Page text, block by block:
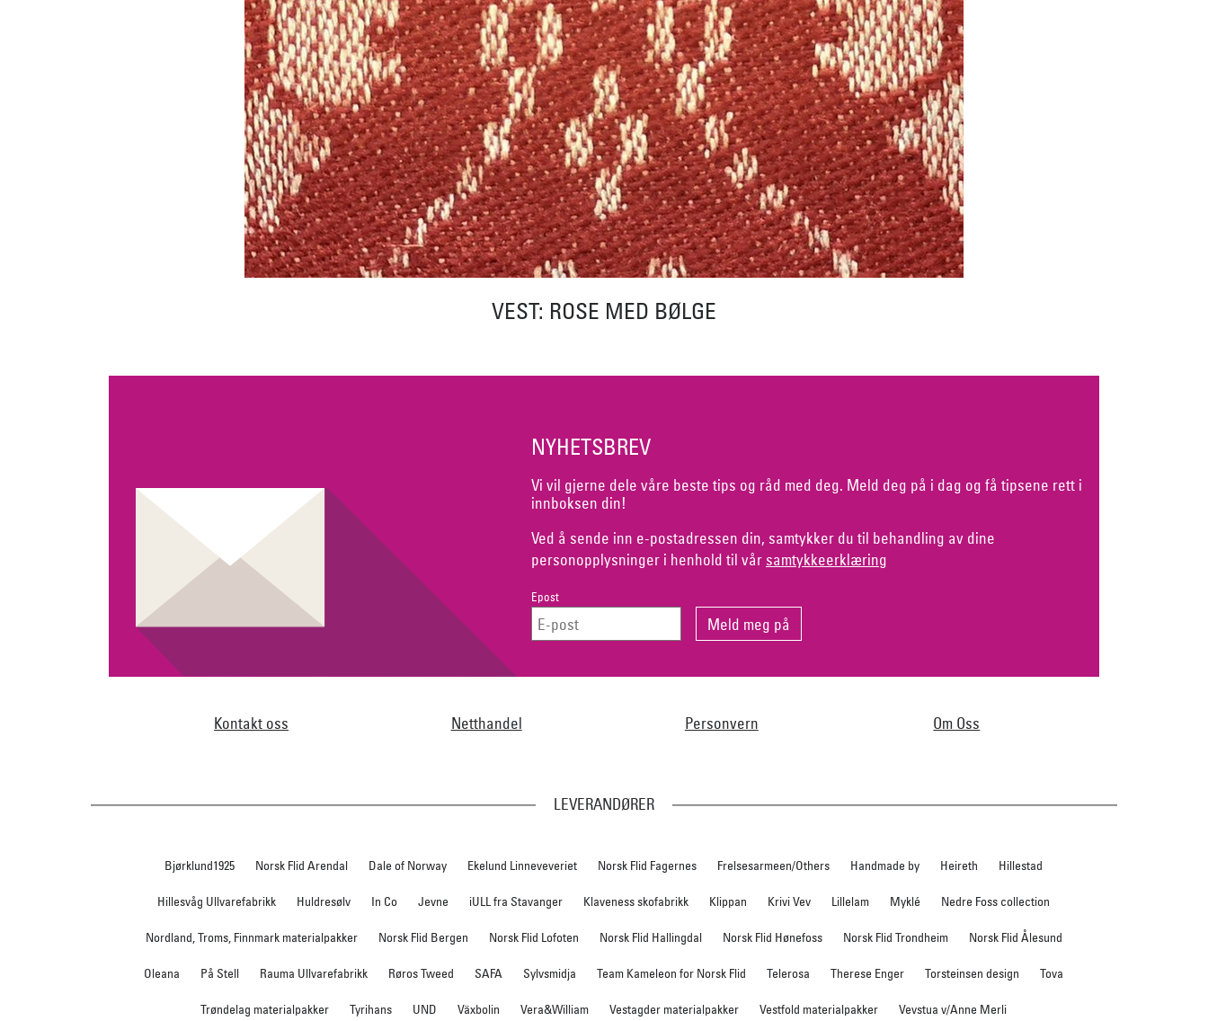
VEST: ROSE MED BØLGE
NYHETSBREV
Vi vil gjerne dele våre beste tips og råd med deg. Meld deg på i dag og få tipsene rett i
innboksen din!
Ved å sende inn e-postadressen din, samtykker du til behandling av dine
personopplysninger i henhold til vår samtykkeerklæring
Epost
Kontakt oss Netthandel Personvern Om Oss
LEVERANDØRER
Bjørklund1925 Norsk Flid Arendal Dale of Norway Ekelund Linneveveriet Norsk Flid Fagernes Frelsesarmeen/Others Handmade by Heireth Hillestad
Hillesvåg Ullvarefabrikk Huldresølv In Co Jevne iULL fra Stavanger Klaveness skofabrikk Klippan Krivi Vev Lillelam Myklé Nedre Foss collection
Nordland, Troms, Finnmark materialpakker Norsk Flid Bergen Norsk Flid Lofoten Norsk Flid Hallingdal Norsk Flid Hønefoss Norsk Flid Trondheim Norsk Flid Ålesund
Oleana På Stell Rauma Ullvarefabrikk Røros Tweed SAFA Sylvsmidja Team Kameleon for Norsk Flid Telerosa Therese Enger Torsteinsen design Tova
Trøndelag materialpakker Tyrihans UND Växbolin Vera&William Vestagder materialpakker Vestfold materialpakker Vevstua v/Anne Merli